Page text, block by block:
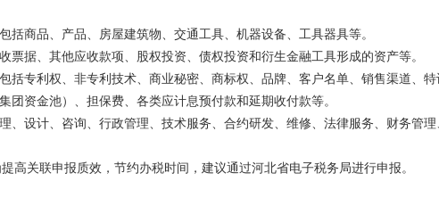
商品、产品、房屋建筑物、交通工具、机器设备、工具器具等。
据、其他应收款项、股权投资、债权投资和衍生金融工具形成的资产等。
专利权、非专利技术、商业秘密、商标权、品牌、客户名单、销售渠道、特
资金池）、担保费、各类应计息预付款和延期收付款等。
设计、咨询、行政管理、技术服务、合约研发、维修、法律服务、财务管理
关联申报质效，节约办税时间，建议通过河北省电子税务局进行申报。